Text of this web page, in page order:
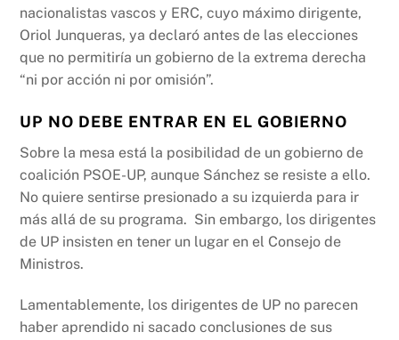
nacionalistas vascos y ERC, cuyo máximo dirigente,
Oriol Junqueras, ya declaró antes de las elecciones
que no permitiría un gobierno de la extrema derecha
“ni por acción ni por omisión”.
UP NO DEBE ENTRAR EN EL GOBIERNO
Sobre la mesa está la posibilidad de un gobierno de
coalición PSOE-UP, aunque Sánchez se resiste a ello.
No quiere sentirse presionado a su izquierda para ir
más allá de su programa. Sin embargo, los dirigentes
de UP insisten en tener un lugar en el Consejo de
Ministros.
Lamentablemente, los dirigentes de UP no parecen
haber aprendido ni sacado conclusiones de sus